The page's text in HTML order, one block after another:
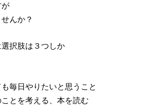
が
んか？
択肢は３つしか
毎日やりたいと思うこと
とを考える、本を読む